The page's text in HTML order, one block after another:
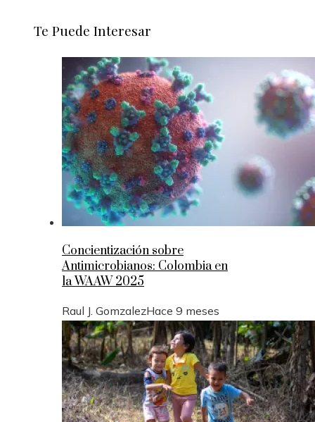
Te Puede Interesar
Concientización sobre
Antimicrobianos: Colombia en
la WAAW 2025
Raul J. GomzalezHace 9 meses